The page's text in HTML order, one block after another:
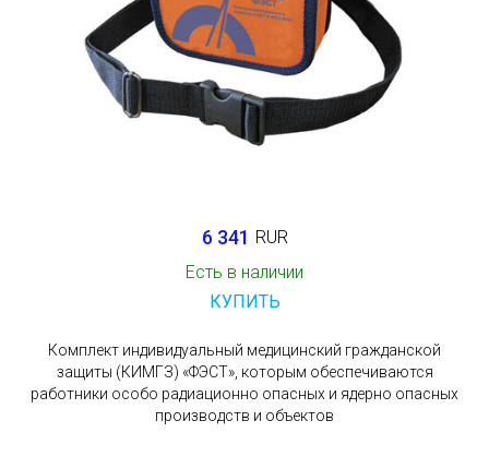
6 341 RUR
Есть в наличии
КУПИТЬ
Комплект индивидуальный медицинский гражданской
защиты (КИМГЗ) «ФЭСТ», которым обеспечиваются
работники особо радиационно опасных и ядерно опасных
производств и объектов